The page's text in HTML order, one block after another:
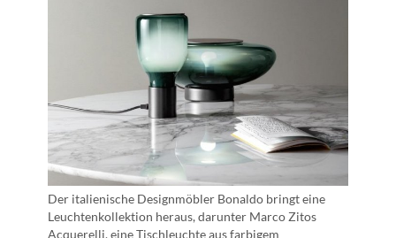
Der italienische Designmöbler Bonaldo bringt eine
Leuchtenkollektion heraus, darunter Marco Zitos
Acquerelli, eine Tischleuchte aus farbigem